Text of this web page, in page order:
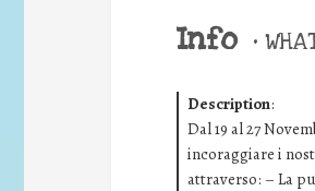
Info •
Description:
Dal 19 al 27
incoraggiare i
attraverso: – La